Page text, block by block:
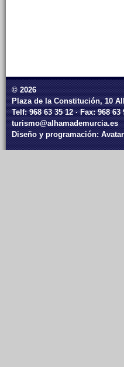
© 2026
Plaza de la Constitución, 10
Telf: 968 63 35 12 · Fax: 968 63
turismo@alhamademurcia.es
Diseño y programación: